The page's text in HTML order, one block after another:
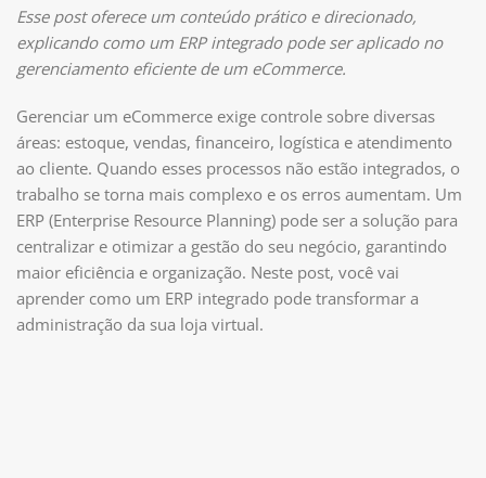
Esse post oferece um conteúdo prático e direcionado,
explicando como um ERP integrado pode ser aplicado no
gerenciamento eficiente de um eCommerce.
Gerenciar um eCommerce exige controle sobre diversas
áreas: estoque, vendas, financeiro, logística e atendimento
ao cliente. Quando esses processos não estão integrados, o
trabalho se torna mais complexo e os erros aumentam. Um
ERP (Enterprise Resource Planning) pode ser a solução para
centralizar e otimizar a gestão do seu negócio, garantindo
maior eficiência e organização. Neste post, você vai
aprender como um ERP integrado pode transformar a
administração da sua loja virtual.